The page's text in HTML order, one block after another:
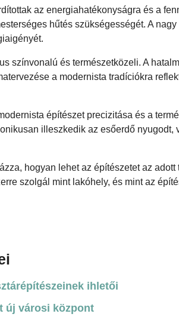
az energiahatékonyságra és a
hűtés szükségességét. A
színvonalú és természetközeli. A
a modernista tradíciókra
építészet precizitása és a
illeszkedik az esőerdő nyugodt,
hogyan lehet az építészetet az
szolgál mint lakóhely, és mint az
ihletői
új városi központ